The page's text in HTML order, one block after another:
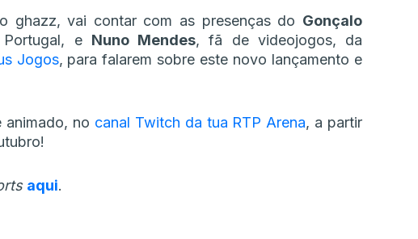
ghazz, vai contar com as presenças do Gonçalo
e Nuno Mendes, fã de videojogos, da
Jogos, para falarem sobre este novo lançamento e
animado, no canal Twitch da tua RTP Arena, a partir
aqui.